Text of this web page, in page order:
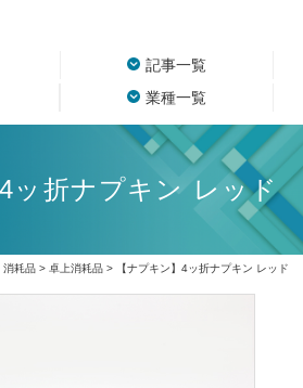
記事一覧
業種一覧
4ッ折ナプキン レッド
消耗品> 卓上消耗品> 【ナプキン】4ッ折ナプキン レッド